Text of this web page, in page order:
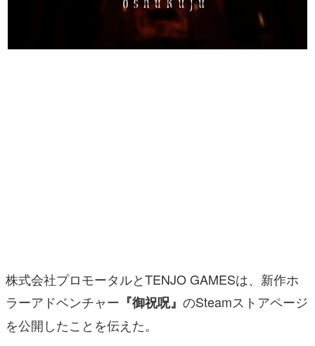
なんでゲームは面白い？
ゲーム開発者・hamatsu氏がゲームの魅力を画面や操作の
その他
電ファミニコゲーマーとは？
株式会社プロモータルとTENJO GAMESは、新作ホ
ラーアドベンチャー 『御祝呪』 のSteamストアページ
を公開したことを伝えた。